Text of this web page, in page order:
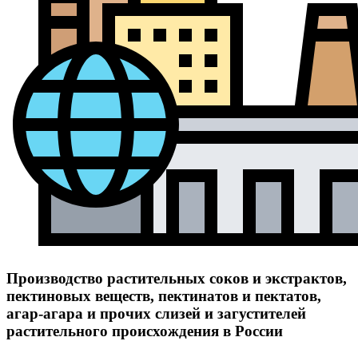
Производство растительных соков и экстрактов,
пектиновых веществ, пектинатов и пектатов,
агар-агара и прочих слизей и загустителей
растительного происхождения в России